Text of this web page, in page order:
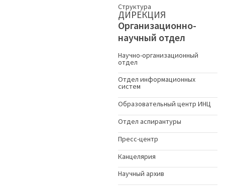
Структура
ДИРЕКЦИЯ
Организационно-
научный отдел
Научно-организационный
отдел
Отдел информационных
систем
Образовательный центр ИНЦ
Отдел аспирантуры
Пресс-центр
Канцелярия
Научный архив